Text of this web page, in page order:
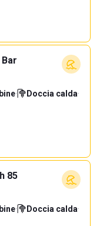
· Doccia calda·
85
· Doccia calda·